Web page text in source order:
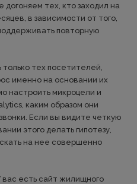
тех, кто заходил на
в зависимости от того,
повторную
тех посетителей,
именно на основании их
настроить микроцели и
каким образом они
Если вы видите четкую
этого делать гипотезу,
на нее совершенно
вас есть сайт жилищного